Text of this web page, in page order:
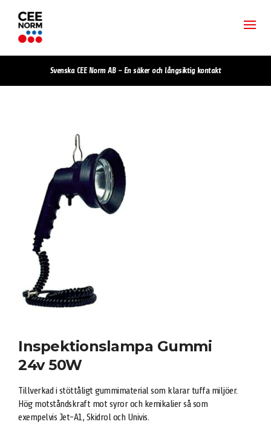
Svenska CEE Norm AB – En säker och långsiktig kontakt
Inspektionslampa Gummi
24v 50W
Tillverkad i stöttåligt gummimaterial som klarar tuffa miljöer.
Hög motståndskraft mot syror och kemikalier så som
exempelvis Jet-A1, Skidrol och Univis.